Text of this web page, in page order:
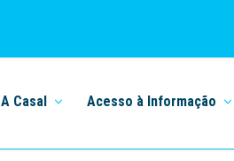
A Casal Acesso à Informação